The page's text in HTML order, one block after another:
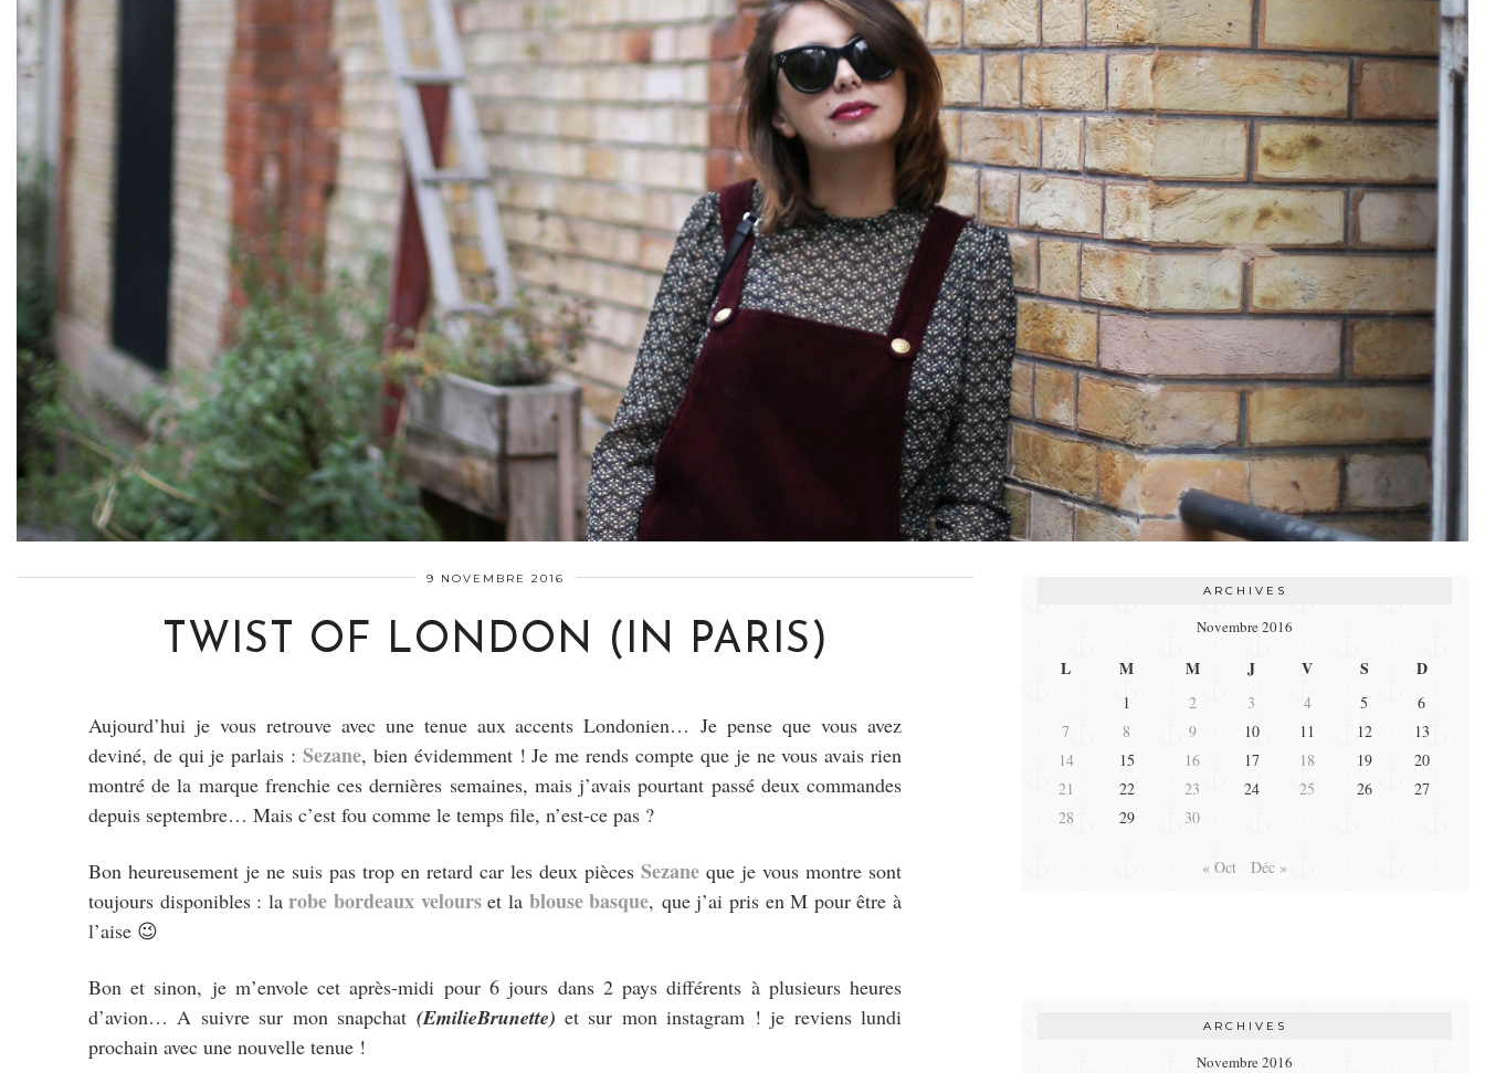
9 NOVEMBRE 2016
TWIST OF LONDON (IN PARIS)
Aujourd’hui je vous retrouve avec une tenue aux accents Londonien… Je pense que vous avez
deviné, de qui je parlais :Sezane, bien évidemment ! Je me rends compte que je ne vous avais rien
montré de la marque frenchie ces dernières semaines, mais j’avais pourtant passé deux commandes
depuis septembre… Mais c’est fou comme le temps file, n’est-ce pas ?
Bon heureusement je ne suis pas trop en retard car les deux piècesSezane que je vous montre sont
toujours disponibles : larobe bordeaux velourset la blouse basque, que j’ai pris en M pour être à
l’aise 😉
Bon et sinon, je m’envole cet après-midi pour 6 jours dans 2 pays différents à plusieurs heures
d’avion… A suivre sur mon snapchat (EmilieBrunette) et sur mon instagram ! je reviens lundi
prochain avec une nouvelle tenue !
ARCHIVES
Novembre 2016
L M M J V S D
1 2 3 4 5
6
7
8 9 10 11 12
13
14
15 16 17 18 19
20
21
22 23 24 25 26
27
28
29 30
« Oct Déc »
ARCHIVES
Novembre 2016